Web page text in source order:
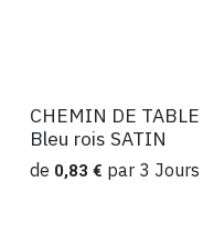
Location
CHEMIN DE TABLE
Bleu rois SATIN
de 0,83 € par 3 Jours